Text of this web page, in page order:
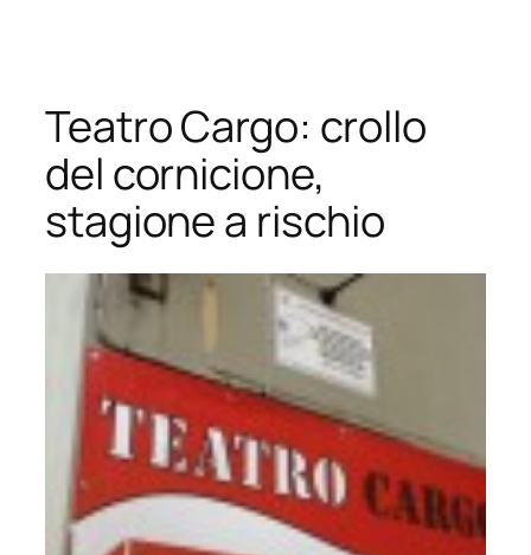
contenuto
Teatro Cargo: crollo
del cornicione,
stagione a rischio